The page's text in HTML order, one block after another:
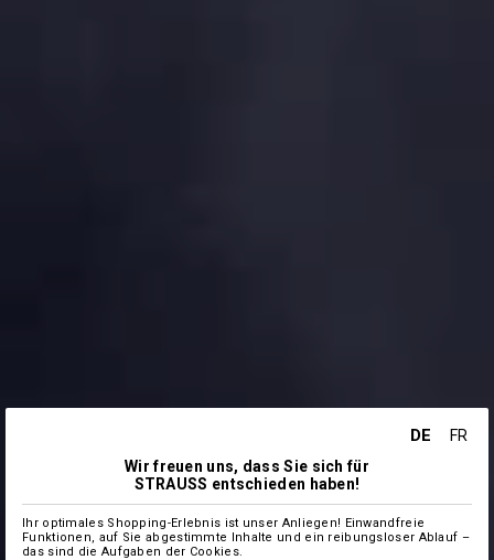
DE
FR
Wir freuen uns, dass Sie sich für
STRAUSS entschieden haben!
Ihr optimales Shopping-Erlebnis ist unser Anliegen! Einwandfreie
Funktionen, auf Sie abgestimmte Inhalte und ein reibungsloser Ablauf –
das sind die Aufgaben der Cookies.